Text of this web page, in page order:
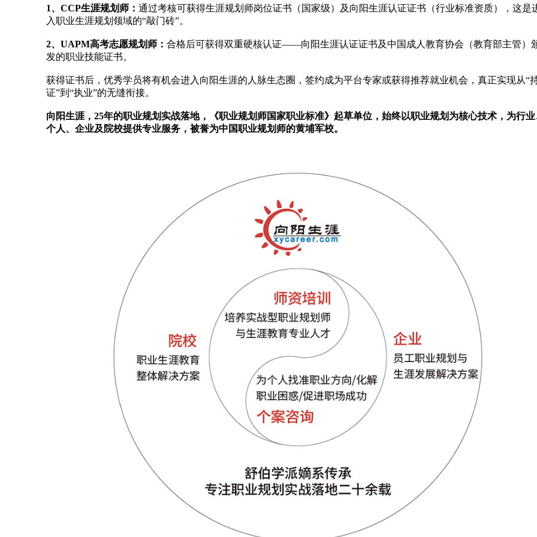
1、CCP生涯规划师： 通过考核可获得生涯规划师岗位证书（国家级）及向阳生涯认证证书（行业标准资质），这是
入职业生涯规划领域的“敲门砖”。
2、UAPM高考志愿规划师： 合格后可获得双重硬核认证——向阳生涯认证证书及中国成人教育协会（教育部主管）
发的职业技能证书。
获得证书后，优秀学员将有机会进入向阳生涯的人脉生态圈，签约成为平台专家或获得推荐就业机会，真正实现从“
证”到“执业”的无缝衔接。
向阳生涯，25年的职业规划实战落地，《职业规划师国家职业标准》起草单位，始终以职业规划为核心技术，为行业
个人、企业及院校提供专业服务，被誉为中国职业规划师的黄埔军校。